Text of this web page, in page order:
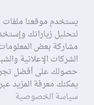
يستخدم موقعنا ملفات
لتحليل زياراتك
الشركات الإعلانية
حصولك على أفضل
يمكنك معرفة المزيد
سياسة الخصوصية